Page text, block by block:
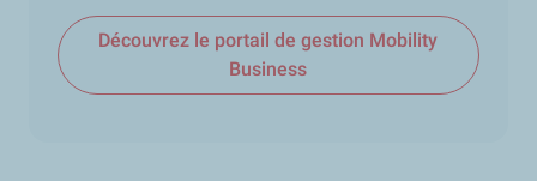
Découvrez le portail de gestion Mobility
Business